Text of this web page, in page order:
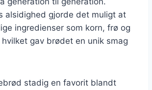
alsidighed gjorde det muligt at
ingredienser som korn, frø og
gav brødet en unik smag
stadig en favorit blandt